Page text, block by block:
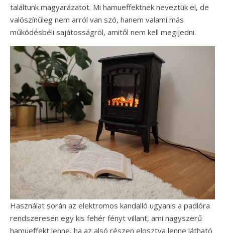
találtunk magyarázatot. Mi hamueffektnek neveztük el, de
valószínűleg nem arról van szó, hanem valami más
működésbéli sajátosságról, amitől nem kell megijedni.
Használat során az elektromos kandalló ugyanis a padlóra
rendszeresen egy kis fehér fényt villant, ami nagyszerű
hamueffekt lenne, ha az alsó részen elosztva lenne látható